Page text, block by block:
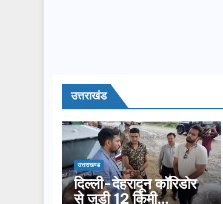
उत्तराखंड
उत्तराखण्ड
दिल्ली-देहरादून कॉरिडोर
से जुड़ी 12 किमी